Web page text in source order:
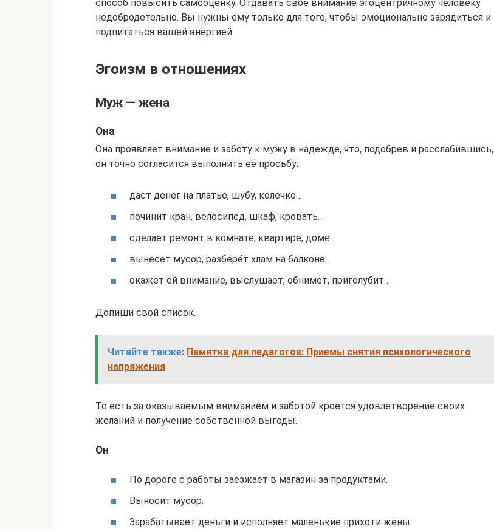
способ повысить самооценку. Отдавать своё внимание эгоцентричному человеку
недобродетельно. Вы нужны ему только для того, чтобы эмоционально зарядиться и
подпитаться вашей энергией.
Эгоизм в отношениях
Муж — жена
Она
Она проявляет внимание и заботу к мужу в надежде, что, подобрев и расслабившись,
он точно согласится выполнить её просьбу:
даст денег на платье, шубу, колечко…
починит кран, велосипед, шкаф, кровать…
сделает ремонт в комнате, квартире, доме…
вынесет мусор, разберёт хлам на балконе…
окажет ей внимание, выслушает, обнимет, приголубит…
Допиши свой список.
Читайте также: Памятка для педагогов: Приемы снятия психологического
напряжения
То есть за оказываемым вниманием и заботой кроется удовлетворение своих
желаний и получение собственной выгоды.
Он
По дороге с работы заезжает в магазин за продуктами.
Выносит мусор.
Зарабатывает деньги и исполняет маленькие прихоти жены.